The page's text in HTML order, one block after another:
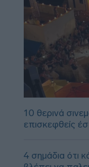
10 θερινά
επισκεφθείς
4 σημάδια ότι